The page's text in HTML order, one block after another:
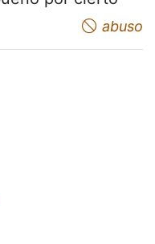
abuso